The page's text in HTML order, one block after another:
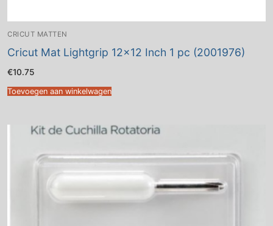
CRICUT MATTEN
Cricut Mat Lightgrip 12×12 Inch 1 pc (2001976)
€10.75
Toevoegen aan winkelwagen